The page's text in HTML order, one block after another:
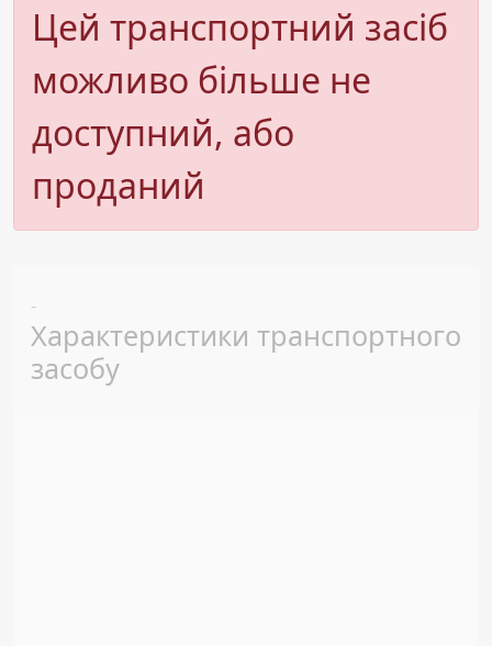
Цей транспортний засіб
можливо більше не
доступний, або
проданий
-
Характеристики транспортного
засобу